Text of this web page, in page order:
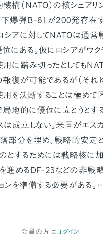
構（NATO）の核シェアリ
下爆弾B-61が200発存在
ロシアに対してNATOは通常
にある。仮にロシアがウ
に踏み切ったとしても
復が可能であるが（それ
を決断することは極めて困
地的に優位に立とうとする
は成立しない。米国がエスカ
部分を埋め、戦略的安定
とするためには戦略核に
進めるDF-26などの非戦
ンを準備する必要がある
会員の方はログイン